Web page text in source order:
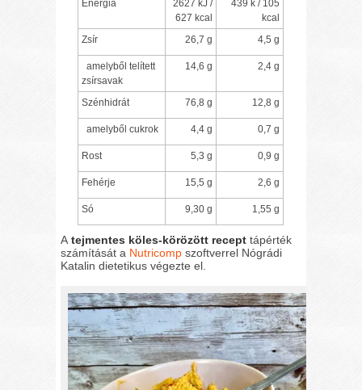
Energia
2627 kJ /
627 kcal
439 k / 105
kcal
Zsír
26,7 g 4,5 g
amelyből telített
zsírsavak
14,6 g 2,4 g
Szénhidrát 76,8 g 12,8 g
amelyből cukrok 4,4 g 0,7 g
Rost 5,3 g 0,9 g
Fehérje 15,5 g 2,6 g
Só 9,30 g 1,55 g
A tejmentes köles-körözött recept tápérték
számítását a Nutricomp szoftverrel Nógrádi
Katalin dietetikus végezte el.